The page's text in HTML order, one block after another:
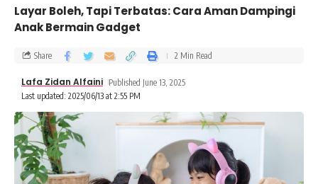
Layar Boleh, Tapi Terbatas: Cara Aman Dampingi
Anak Bermain Gadget
Last updated: 2025/06/13 at 2:55 PM
Lafa Zidan Alfaini Published June 13, 2025
Share 2 Min Read